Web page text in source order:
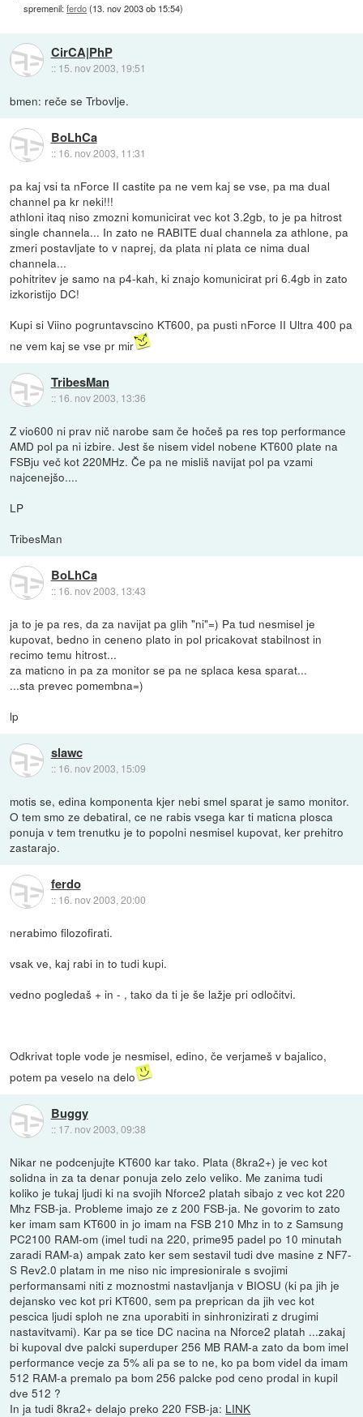
spremenil:ferdo(13. nov 2003 ob 15:54)
CirCA|PhP
:: 15. nov 2003, 19:51
bmen: reče se Trbovlje.
BoLhCa
:: 16. nov 2003, 11:31
pa kaj vsi ta nForce II castite pa ne vem kaj se vse, pa ma dual
channel pa kr neki!!!
athloni itaq niso zmozni komunicirat vec kot 3.2gb, to je pa hitrost
single channela... In zato ne RABITE dual channela za athlone, pa
zmeri postavljate to v naprej, da plata ni plata ce nima dual
channela...
pohitritev je samo na p4-kah, ki znajo komunicirat pri 6.4gb in zato
izkoristijo DC!
Kupi si Viino pogruntavscino KT600, pa pusti nForce II Ultra 400 pa
ne vem kaj se vse pr mir
TribesMan
:: 16. nov 2003, 13:36
Z vio600 ni prav nič narobe sam če hočeš pa res top performance
AMD pol pa ni izbire. Jest še nisem videl nobene KT600 plate na
FSBju več kot 220MHz. Če pa ne misliš navijat pol pa vzami
najcenejšo....
LP
TribesMan
BoLhCa
:: 16. nov 2003, 13:43
ja to je pa res, da za navijat pa glih "ni"=) Pa tud nesmisel je
kupovat, bedno in ceneno plato in pol pricakovat stabilnost in
recimo temu hitrost...
za maticno in pa za monitor se pa ne splaca kesa sparat...
...sta prevec pomembna=)
lp
slawc
:: 16. nov 2003, 15:09
motis se, edina komponenta kjer nebi smel sparat je samo monitor.
O tem smo ze debatiral, ce ne rabis vsega kar ti maticna plosca
ponuja v tem trenutku je to popolni nesmisel kupovat, ker prehitro
zastarajo.
ferdo
:: 16. nov 2003, 20:00
nerabimo filozofirati.
vsak ve, kaj rabi in to tudi kupi.
vedno pogledaš + in - , tako da ti je še lažje pri odločitvi.
Odkrivat tople vode je nesmisel, edino, če verjameš v bajalico,
potem pa veselo na delo
Buggy
:: 17. nov 2003, 09:38
Nikar ne podcenjujte KT600 kar tako. Plata (8kra2+) je vec kot
solidna in za ta denar ponuja zelo zelo veliko. Me zanima tudi
koliko je tukaj ljudi ki na svojih Nforce2 platah sibajo z vec kot 220
Mhz FSB-ja. Probleme imajo ze z 200 FSB-ja. Ne govorim to zato
ker imam sam KT600 in jo imam na FSB 210 Mhz in to z Samsung
PC2100 RAM-om (imel tudi na 220, prime95 padel po 10 minutah
zaradi RAM-a) ampak zato ker sem sestavil tudi dve masine z NF7-
S Rev2.0 platam in me niso nic impresionirale s svojimi
performansami niti z moznostmi nastavljanja v BIOSU (ki pa jih je
dejansko vec kot pri KT600, sem pa preprican da jih vec kot
pescica ljudi sploh ne zna uporabiti in sinhronizirati z drugimi
nastavitvami). Kar pa se tice DC nacina na Nforce2 platah ...zakaj
bi kupoval dve palcki superduper 256 MB RAM-a zato da bom imel
performance vecje za 5% ali pa se to ne, ko pa bom videl da imam
512 RAM-a premalo pa bom 256 palcke pod ceno prodal in kupil
dve 512 ?
In ja tudi 8kra2+ delajo preko 220 FSB-ja: LINK